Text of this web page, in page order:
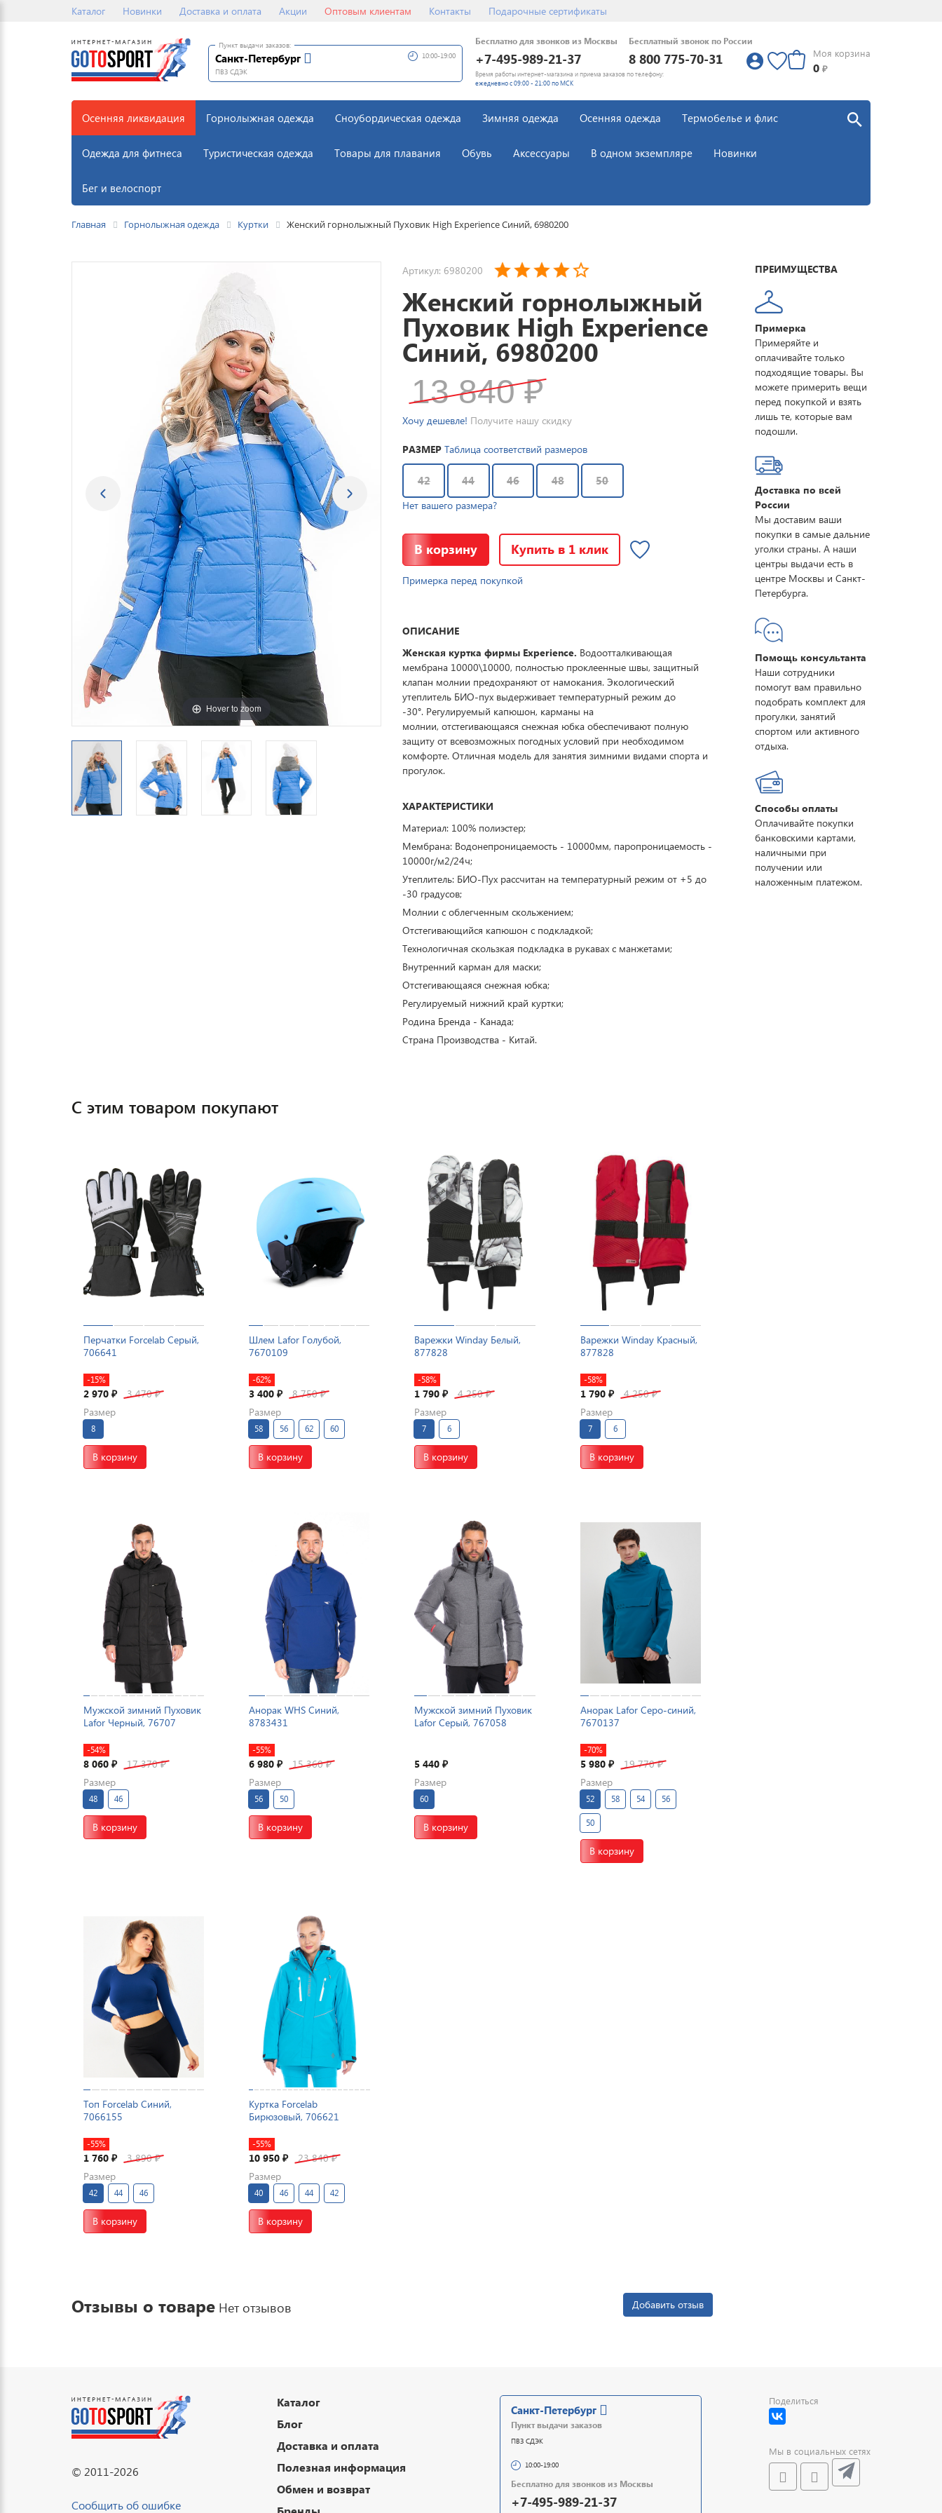
Каталог Новинки Доставка и оплата Акции Оптовым клиентам Контакты Подарочные сертификаты
Пункт выдачи заказов:
Санкт-Петербург
ПВЗ СДЭК
10:00-19:00
Бесплатно для звонков из Москвы
+7-495-989-21-37
Бесплатный звонок по России
8 800 775-70-31
Время работы интернет-магазина и приема заказов по телефону:
ежедневно с 09:00 - 21:00 по МСК
Моя корзина
0 ₽
Осенняя ликвидация Горнолыжная одежда Сноубордическая одежда Зимняя одежда Осенняя одежда Термобелье и флис
Одежда для фитнеса Туристическая одежда Товары для плавания Обувь Аксессуары В одном экземпляре Новинки
Бег и велоспорт
Главная Горнолыжная одежда Куртки Женский горнолыжный Пуховик High Experience Синий, 6980200
Hover to zoom
Артикул: 6980200
Женский горнолыжный
Пуховик High Experience
Синий, 6980200
13 840₽
Хочу дешевле! Получите нашу скидку
РАЗМЕР Таблица соответствий размеров
42 44 46 48 50
Нет вашего размера?
В корзину Купить в 1 клик
Примерка перед покупкой
ОПИСАНИЕ
Женская куртка фирмы Experience. Водоотталкивающая
мембрана 10000\10000, полностью проклеенные швы, защитный
клапан молнии предохраняют от намокания. Экологический
утеплитель БИО-пух выдерживает температурный режим до
-30°. Регулируемый капюшон, карманы на
молнии, отстегивающаяся снежная юбка обеспечивают полную
защиту от всевозможных погодных условий при необходимом
комфорте. Отличная модель для занятия зимними видами спорта и
прогулок.
ХАРАКТЕРИСТИКИ
Материал: 100% полиэстер;
Мембрана: Водонепроницаемость - 10000мм, паропроницаемость -
10000г/м2/24ч;
Утеплитель: БИО-Пух рассчитан на температурный режим от +5 до
-30 градусов;
Молнии с облегченным скольжением;
Отстегивающийся капюшон с подкладкой;
Технологичная скользкая подкладка в рукавах с манжетами;
Внутренний карман для маски;
Отстегивающаяся снежная юбка;
Регулируемый нижний край куртки;
Родина Бренда - Канада;
Страна Производства - Китай.
С этим товаром покупают
Перчатки Forcelab Серый,
706641
-15%
2 970 ₽ 3 470₽
Размер
8
В корзину
Шлем Lafor Голубой,
7670109
-62%
3 400₽ 8 750₽
Размер
58 56 62 60
В корзину
Варежки Winday Белый,
877828
-58%
1 790₽ 4 250₽
Размер
7 6
В корзину
Варежки Winday Красный,
877828
-58%
1 790 ₽ 4 250₽
Размер
7 6
В корзину
Мужской зимний Пуховик
Lafor Черный, 76707
-54%
8 060 ₽ 17 370₽
Размер
48 46
В корзину
Анорак WHS Синий,
8783431
-55%
6 980₽ 15 360₽
Размер
56 50
В корзину
Мужской зимний Пуховик
Lafor Серый, 767058
5 440₽
Размер
60
В корзину
Анорак Lafor Серо-синий,
7670137
-70%
5 980 ₽ 19 770₽
Размер
52 58 54 56
50
В корзину
Топ Forcelab Синий,
7066155
-55%
1 760 ₽ 3 890₽
Размер
42 44 46
В корзину
Куртка Forcelab
Бирюзовый, 706621
-55%
10 950₽ 23 840₽
Размер
40 46 44 42
В корзину
Добавить отзыв
Отзывы о товаре Нет отзывов
ПРЕИМУЩЕСТВА
Примерка
Примеряйте и
оплачивайте только
подходящие товары. Вы
можете примерить вещи
перед покупкой и взять
лишь те, которые вам
подошли.
Доставка по всей
России
Мы доставим ваши
покупки в самые дальние
уголки страны. А наши
центры выдачи есть в
центре Москвы и Санкт-
Петербурга.
Помощь консультанта
Наши сотрудники
помогут вам правильно
подобрать комплект для
прогулки, занятий
спортом или активного
отдыха.
Способы оплаты
Оплачивайте покупки
банковскими картами,
наличными при
получении или
наложенным платежом.
© 2011-2026
Сообщить об ошибке
Каталог
Блог
Доставка и оплата
Полезная информация
Обмен и возврат
Санкт-Петербург
Пункт выдачи заказов
ПВЗ СДЭК
10:00-19:00
Бесплатно для звонков из Москвы
+7-495-989-21-37
Поделиться
Мы в социальных сетях